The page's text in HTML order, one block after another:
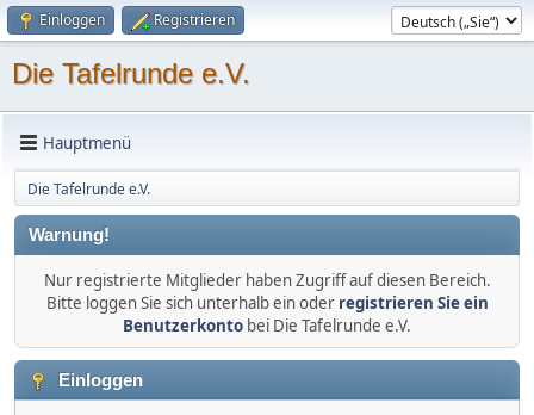
Einloggen Registrieren
Die Tafelrunde e.V.
Hauptmenü
Die Tafelrunde e.V.
Warnung!
Nur registrierte Mitglieder haben Zugriff auf diesen Bereich.
Bitte loggen Sie sich unterhalb ein oder registrieren Sie ein
Benutzerkonto bei Die Tafelrunde e.V.
Einloggen